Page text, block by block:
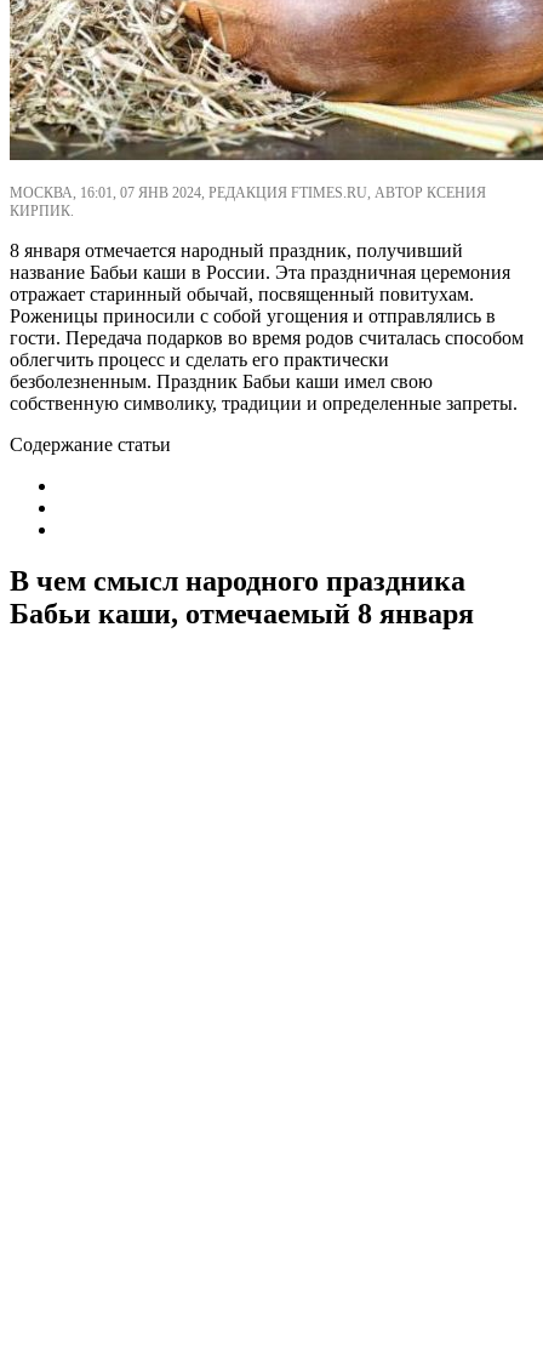
МОСКВА, 16:01, 07 ЯНВ 2024, РЕДАКЦИЯ FTIMES.RU, АВТОР КСЕНИЯ
КИРПИК.
8 января отмечается народный праздник, получивший
название Бабьи каши в России. Эта праздничная церемония
отражает старинный обычай, посвященный повитухам.
Роженицы приносили с собой угощения и отправлялись в
гости. Передача подарков во время родов считалась способом
облегчить процесс и сделать его практически
безболезненным. Праздник Бабьи каши имел свою
собственную символику, традиции и определенные запреты.
Содержание статьи
В чем смысл народного праздника
Бабьи каши, отмечаемый 8 января